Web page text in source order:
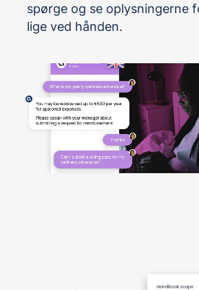
spørge og se oplysningerne
lige ved hånden.